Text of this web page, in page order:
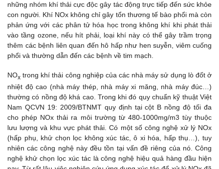
những nhóm khí thải cực độc gây tác động trực tiếp đến sức khỏe
con người. Khí NOx không chỉ gây tổn thương tế bào phổi mà còn
phản ứng với các phân tử hóa học trong không khí khi phát thải
vào tầng ozone, nếu hít phải, loại khí này có thể gây trầm trọng
thêm các bệnh liên quan đến hô hấp như hen suyễn, viêm cuống
phổi và thường dẫn đến các bệnh về tim mạch.
NOx trong khí thải công nghiệp của các nhà máy sử dụng lò đốt ở
nhiệt độ cao (nhà máy thép, nhà máy xi măng, nhà máy đúc…)
thường có nồng độ khá cao. Trong khi đó quy chuẩn kỹ thuật Việt
Nam QCVN 19: 2009/BTNMT quy định tại cột B nồng độ tối đa
cho phép NOx thải ra môi trường từ 480-1000mg/m3 tùy thuộc
lưu lượng và khu vực phát thải. Có một số công nghệ xử lý NOx
(hấp phụ, khử chọn lọc không xúc tác, ô xi hóa, hấp thụ…), tuy
nhiên các công nghệ này đều tồn tại vấn đề riêng của nó. Công
nghệ khử chọn lọc xúc tác là công nghệ hiệu quả hàng đầu hiện